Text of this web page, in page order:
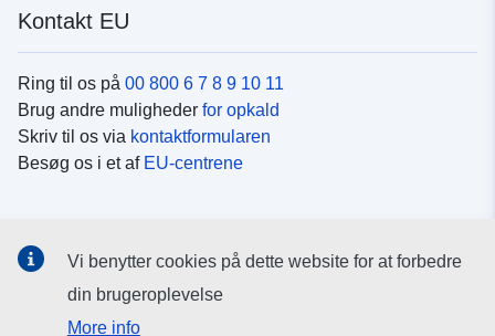
Kontakt EU
Ring til os på 00 800 6 7 8 9 10 11
Brug andre muligheder for opkald
Skriv til os via kontaktformularen
Besøg os i et af EU-centrene
Søg efter EU's sider påsociale medier
Vi benytter cookies på dette website for at forbedre
din brugeroplevelse
More info